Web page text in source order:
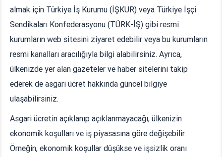
almak için Türkiye İş Kurumu (İŞKUR) veya Türkiye İşçi
Sendikaları Konfederasyonu (TÜRK-İŞ) gibi resmi
kurumların web sitesini ziyaret edebilir veya bu kurumların
resmi kanalları aracılığıyla bilgi alabilirsiniz. Ayrıca,
ülkenizde yer alan gazeteler ve haber sitelerini takip
ederek de asgari ücret hakkında güncel bilgiye
ulaşabilirsiniz.
Asgari ücretin açıklanıp açıklanmayacağı, ülkenizin
ekonomik koşulları ve iş piyasasına göre değişebilir.
Örneğin, ekonomik koşullar düşükse ve işsizlik oranı